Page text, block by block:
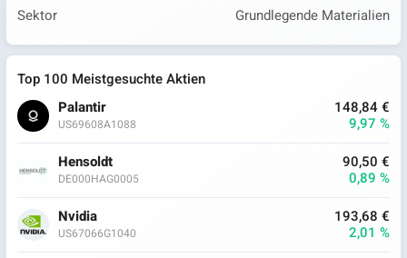
Sektor
Grundlegende Materialien
Top 100 Meistgesuchte Aktien
Palantir
US69608A1088
148,84 €
9,97 %
Hensoldt
DE000HAG0005
90,50 €
0,89 %
Nvidia
US67066G1040
193,68 €
2,01 %